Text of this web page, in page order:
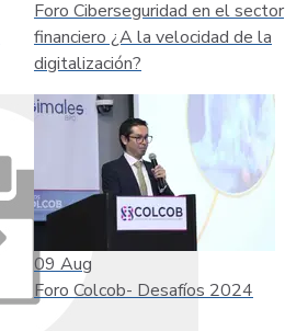
Foro Ciberseguridad en el sector
financiero ¿A la velocidad de la
digitalización?
09 Aug
Foro Colcob- Desafíos 2024